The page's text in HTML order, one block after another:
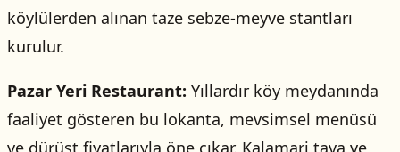
köylülerden alınan taze sebze-meyve stantları
kurulur.
Pazar Yeri Restaurant: Yıllardır köy meydanında
faaliyet gösteren bu lokanta, mevsimsel menüsü
ve dürüst fiyatlarıyla öne çıkar. Kalamari tava ve